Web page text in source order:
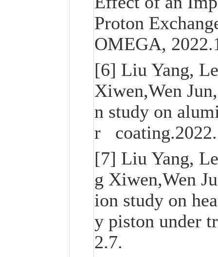
Proton
OMEGA,
[6] Liu Yang,
Xiwen,Wen
n study on
r
[7] Liu Yang,
g Xiwen,Wen
ion study on
y piston under
2.7.